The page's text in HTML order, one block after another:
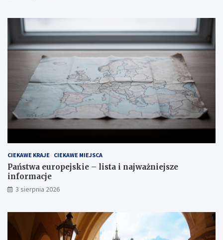
CIEKAWE KRAJE CIEKAWE MIEJSCA
Państwa europejskie – lista i najważniejsze
informacje
3 sierpnia 2026